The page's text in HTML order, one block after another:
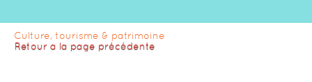
Culture, tourisme & patrimoine